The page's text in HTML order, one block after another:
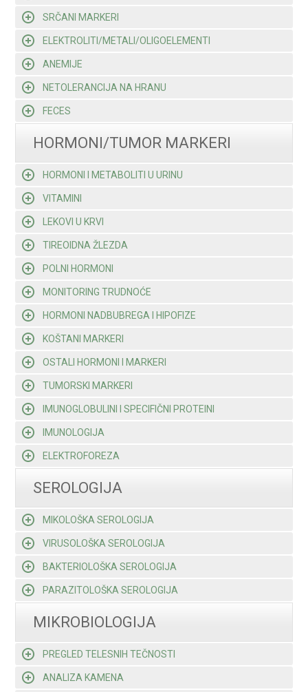
SRČANI MARKERI
ELEKTROLITI/METALI/OLIGOELEMENTI
ANEMIJE
NETOLERANCIJA NA HRANU
FECES
HORMONI/TUMOR MARKERI
HORMONI I METABOLITI U URINU
VITAMINI
LEKOVI U KRVI
TIREOIDNA ŽLEZDA
POLNI HORMONI
MONITORING TRUDNOĆE
HORMONI NADBUBREGA I HIPOFIZE
KOŠTANI MARKERI
OSTALI HORMONI I MARKERI
TUMORSKI MARKERI
IMUNOGLOBULINI I SPECIFIČNI PROTEINI
IMUNOLOGIJA
ELEKTROFOREZA
SEROLOGIJA
MIKOLOŠKA SEROLOGIJA
VIRUSOLOŠKA SEROLOGIJA
BAKTERIOLOŠKA SEROLOGIJA
PARAZITOLOŠKA SEROLOGIJA
MIKROBIOLOGIJA
PREGLED TELESNIH TEČNOSTI
ANALIZA KAMENA